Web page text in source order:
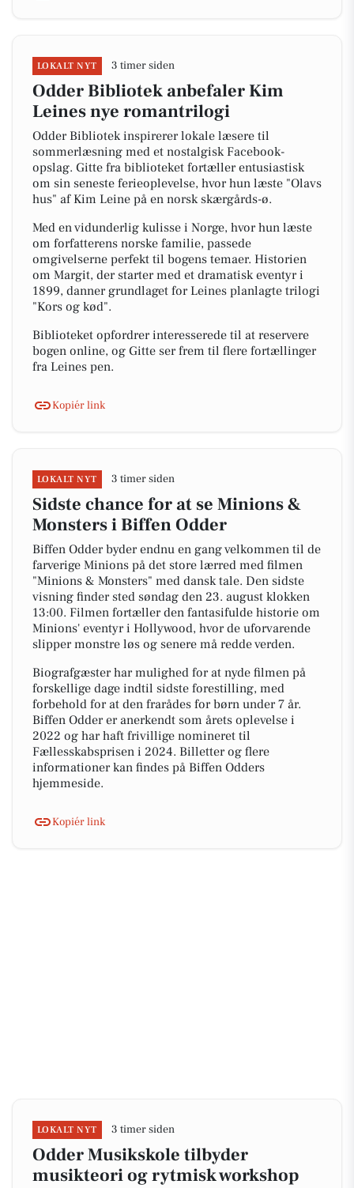
LOKALT NYT 3 timer siden
Odder Bibliotek anbefaler Kim
Leines nye romantrilogi
Odder Bibliotek inspirerer lokale læsere til
sommerlæsning med et nostalgisk Facebook-
opslag. Gitte fra biblioteket fortæller entusiastisk
om sin seneste ferieoplevelse, hvor hun læste "Olavs
hus" af Kim Leine på en norsk skærgårds-ø.
Med en vidunderlig kulisse i Norge, hvor hun læste
om forfatterens norske familie, passede
omgivelserne perfekt til bogens temaer. Historien
om Margit, der starter med et dramatisk eventyr i
1899, danner grundlaget for Leines planlagte trilogi
"Kors og kød".
Biblioteket opfordrer interesserede til at reservere
bogen online, og Gitte ser frem til flere fortællinger
fra Leines pen.
Kopiér link
LOKALT NYT 3 timer siden
Sidste chance for at se Minions &
Monsters i Biffen Odder
Biffen Odder byder endnu en gang velkommen til de
farverige Minions på det store lærred med filmen
"Minions & Monsters" med dansk tale. Den sidste
visning finder sted søndag den 23. august klokken
13:00. Filmen fortæller den fantasifulde historie om
Minions' eventyr i Hollywood, hvor de uforvarende
slipper monstre løs og senere må redde verden.
Biografgæster har mulighed for at nyde filmen på
forskellige dage indtil sidste forestilling, med
forbehold for at den frarådes for børn under 7 år.
Biffen Odder er anerkendt som årets oplevelse i
2022 og har haft frivillige nomineret til
Fællesskabsprisen i 2024. Billetter og flere
informationer kan findes på Biffen Odders
hjemmeside.
Kopiér link
LOKALT NYT 3 timer siden
Odder Musikskole tilbyder
musikteori og rytmisk workshop